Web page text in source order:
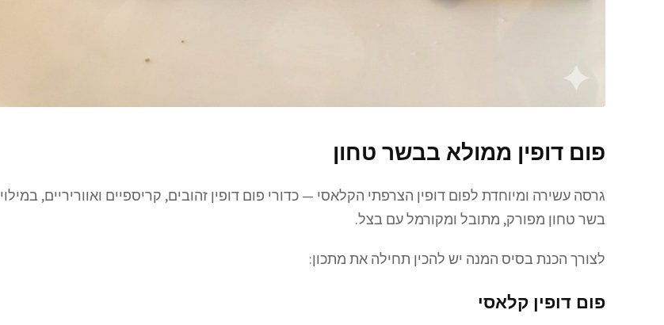
פום דופין ממולא בבשר טחון
גרסה עשירה ומיוחדת לפום דופין הצרפתי הקלאסי — כדורי פום דופין זהובים, קריספיים ואווריריים, במילוי
בשר טחון מפורק, מתובל ומקורמל עם בצל.
לצורך הכנת בסיס המנה יש להכין תחילה את מתכון:
פום דופין קלאסי